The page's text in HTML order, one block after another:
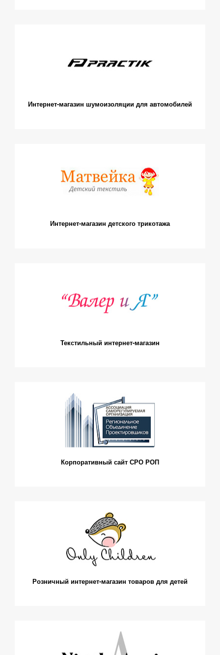
Интернет-магазин шумоизоляции для автомобилей
Интернет-магазин детского трикотажа
Текстильный интернет-магазин
Корпоративный сайт СРО РОП
Розничный интернет-магазин товаров для детей